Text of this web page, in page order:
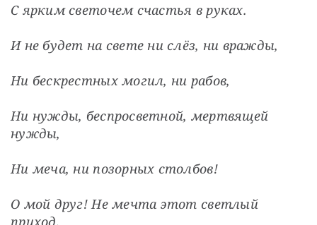
С ярким светочем счастья в руках.
И не будет на свете ни слёз, ни вражды,
Ни бескрестных могил, ни рабов,
Ни нужды, беспросветной, мертвящей
нужды,
Ни меча, ни позорных столбов!
О мой друг! Не мечта этот светлый
приход,